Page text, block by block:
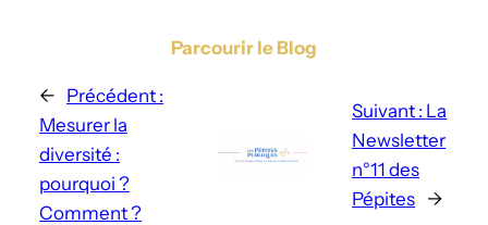
Parcourir le Blog
← Précédent :
Mesurer la
diversité :
pourquoi ?
Comment ?
Suivant : La
Newsletter
n°11 des
Pépites →